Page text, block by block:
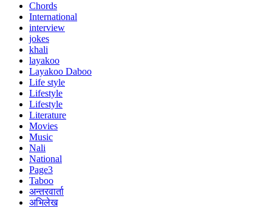
Chords
International
interview
jokes
khali
layakoo
Layakoo Daboo
Life style
Lifestyle
Lifestyle
Literature
Movies
Music
Nali
National
Page3
Taboo
अन्तरवार्ता
अभिलेख